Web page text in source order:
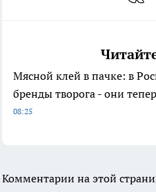
Мясной клей в пачке: в
бренды творога - они
08:25
Комментарии на этой